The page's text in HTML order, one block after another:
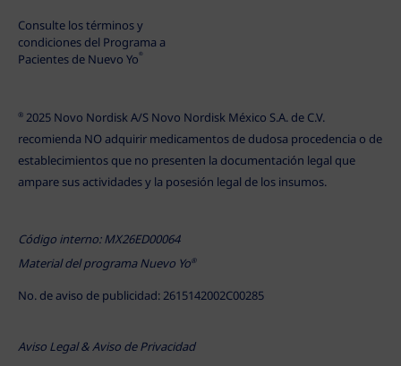
Consulte los términos y
condiciones del Programa a
Pacientes de Nuevo Yo®
® 2025 Novo Nordisk A/S Novo Nordisk México S.A. de C.V.
recomienda NO adquirir medicamentos de dudosa procedencia o de
establecimientos que no presenten la documentación legal que
ampare sus actividades y la posesión legal de los insumos.
Código interno: MX26ED00064
Material del programa Nuevo Yo®
No. de aviso de publicidad: 2615142002C00285
Aviso Legal & Aviso de Privacidad